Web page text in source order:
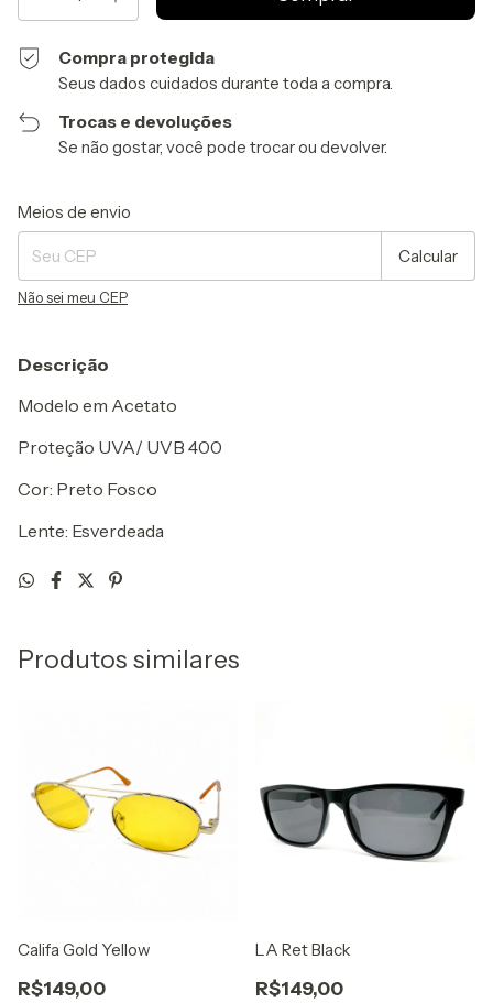
Compra protegida
Seus dados cuidados durante toda a compra.
Trocas e devoluções
Se não gostar, você pode trocar ou devolver.
Entregas para o CEP:
Meios de envio
Calcular
Não sei meu CEP
Descrição
Modelo em Acetato
Proteção UVA/ UVB 400
Cor: Preto Fosco
Lente: Esverdeada
Produtos similares
Califa Gold Yellow
R$149,00
LA Ret Black
R$149,00